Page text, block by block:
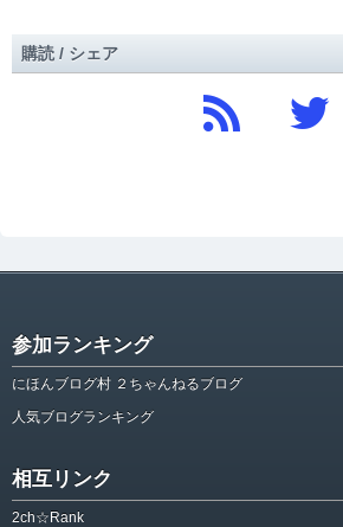
購読 / シェア
参加ランキング
にほんブログ村 ２ちゃんねるブログ
人気ブログランキング
相互リンク
2ch☆Rank